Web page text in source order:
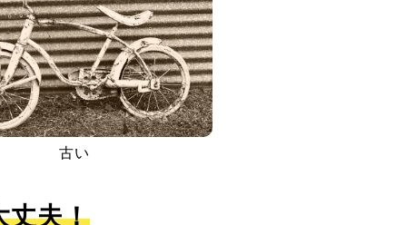
古い
丈夫！